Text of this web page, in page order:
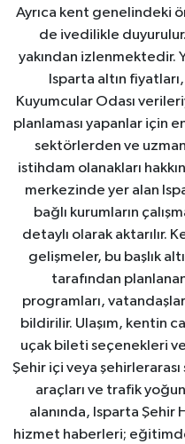
Ayrıca kent genelindeki
de ivedilikle
yakından izlenmektedir.
Isparta altın
Kuyumcular Odası
planlaması yapanlar için
sektörlerden ve
istihdam olanakları
merkezinde yer alan
bağlı kurumların
detaylı olarak aktarılır.
gelişmeler, bu başlık
tarafından
programları,
bildirilir. Ulaşım, kentin
uçak bileti seçenekleri
Şehir içi veya
araçları ve trafik
alanında, Isparta Şehir
hizmet haberleri;